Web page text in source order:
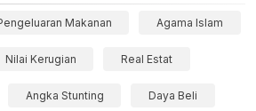
Makanan Agama Islam
Nilai Kerugian Real Estat
Angka Stunting Daya Beli